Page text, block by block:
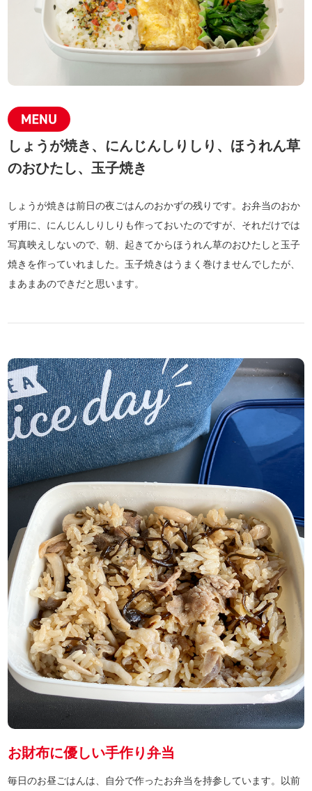
しょうが焼き、にんじんしりしり、ほうれん草
のおひたし、玉子焼き
しょうが焼きは前日の夜ごはんのおかずの残りです。お弁当のおか
ず用に、にんじんしりしりも作っておいたのですが、それだけでは
写真映えしないので、朝、起きてからほうれん草のおひたしと玉子
焼きを作っていれました。玉子焼きはうまく巻けませんでしたが、
まあまあのできだと思います。
お財布に優しい手作り弁当
毎日のお昼ごはんは、自分で作ったお弁当を持参しています。以前